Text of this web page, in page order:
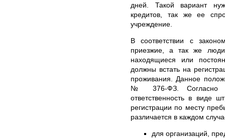
дней. Такой вариант
кредитов, так же ее
учреждение.
В соответствии с
приезжие, а так же
находящиеся или
должны встать на
проживания. Данное
№ 376-ФЗ. Согласно
ответственность в виде
регистрации по месту
различается в каждом
для организаций,